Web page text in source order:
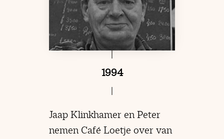
1994
Jaap Klinkhamer en Peter
nemen Café Loetje over van